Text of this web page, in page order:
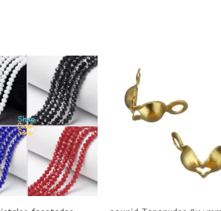
Este
producto
tiene
múltiples
variantes.
Las
opciones
se